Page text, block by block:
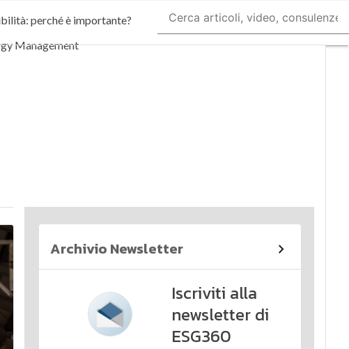
perché è importante?
Management
Archivio Newsletter
Iscriviti alla
newsletter di
ESG360